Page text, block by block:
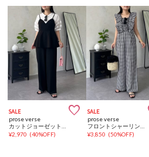
SALE 
prose verse
¥2,970 (40%OFF)
SALE
prose verse
¥3,850 (50%OFF)